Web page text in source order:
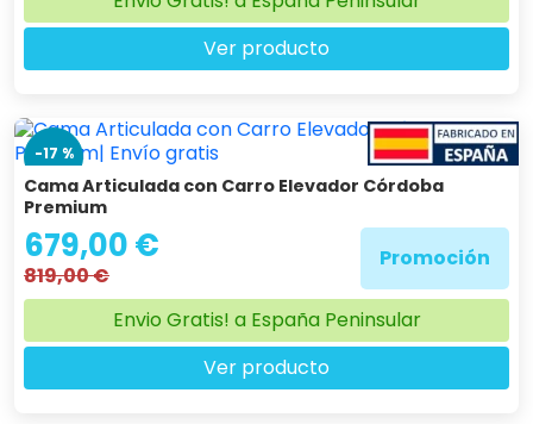
Ver producto
-17 %
Cama Articulada con Carro Elevador Córdoba
Premium
679,00 €
819,00 €
Promoción
Envio Gratis! a España Peninsular
Ver producto